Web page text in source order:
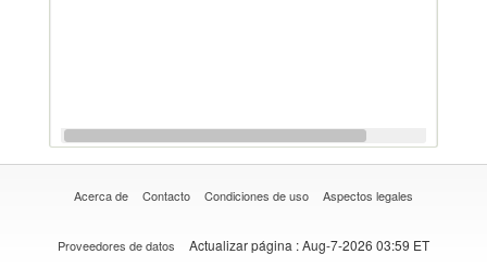
Acerca de Contacto Condiciones de uso Aspectos legales
Proveedores de datos Actualizar página : Aug-7-2026 03:59 ET